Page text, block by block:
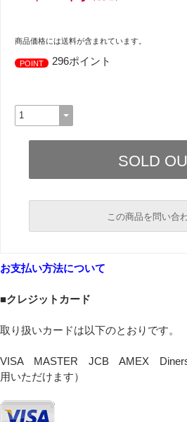
商品価格には送料が含まれています。
POINT 296ポイント
この商品を問い合
お支払い方法について
■クレジットカード
取り扱いカードは以下のとおりです。
VISA MASTER JCB AMEX Diners
用いただけます）